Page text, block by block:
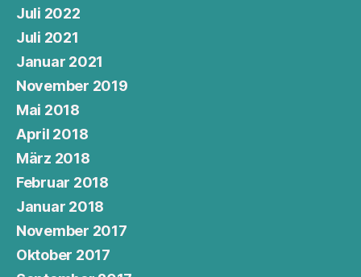
Juli 2022
Juli 2021
Januar 2021
November 2019
Mai 2018
April 2018
März 2018
Februar 2018
Januar 2018
November 2017
Oktober 2017